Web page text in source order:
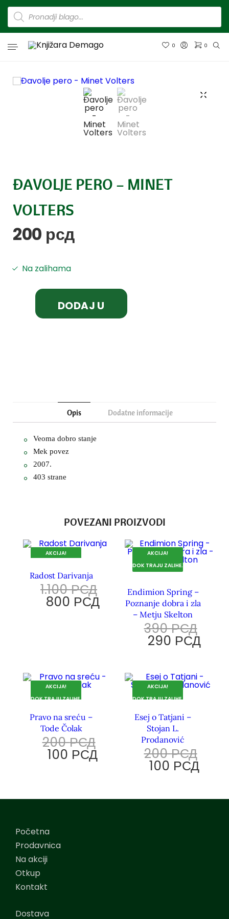
0 0
ĐAVOLJE PERO – MINET
VOLTERS
200 рсд
Na zalihama
DODAJ U
Opis Dodatne informacije
Veoma dobro stanje
Mek povez
2007.
403 strane
POVEZANI PROIZVODI
AKCIJA!
Radost Darivanja
1.100РСД
800 РСД
AKCIJA!
DOK TRAJU ZALIHE.
Endimion Spring –
Poznanje dobra i zla
– Metju Skelton
390РСД
290 РСД
AKCIJA!
DOK TRAJU ZALIHE.
Pravo na sreću –
Tode Čolak
200РСД
100 РСД
AKCIJA!
DOK TRAJU ZALIHE.
Esej o Tatjani –
Stojan L.
Prodanović
200РСД
100 РСД
Početna
Prodavnica
Na akciji
Otkup
Kontakt
Dostava